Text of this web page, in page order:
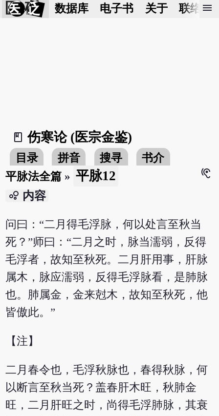
医 砭 数据库 电子书 关于 联络我
menu
book_2
伤寒论 (医宗金鉴)
目录 拼音 搜寻
书介
平脉法全篇 » 平脉12
hearing
bubble_chart 内容
问曰：“二月得毛浮脉，何以处言至秋当
死？”师曰：“二月之时，脉当濡弱，反得
毛浮者，故知至秋死。二月肝用事，肝脉
属木，脉应濡弱，反得毛浮脉看，是肺脉
也。肺属金，金来尅木，故知至秋死，他
皆傲此。”
【注】
二月春令也，毛浮秋脉也，春得秋脉，何
以断言至秋当死？盖春肝木旺，秋肺金
旺，二月肝旺之时，尚得毛浮肺脉，其衰